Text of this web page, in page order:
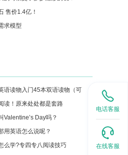
售价1.4亿！
求模型
读！原来处处都是套路
Valentine’s Day吗？
用英语怎么说呢？
么学?专四专八阅读技巧
电话客服
在线客服